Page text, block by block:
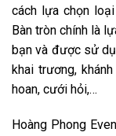
cách lựa chọn
Bàn tròn chính là
bạn và được sử
khai trương,
hoan, cưới hỏi,…
Hoàng Phong